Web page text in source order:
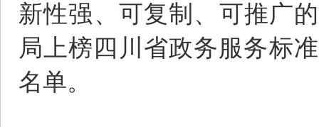
新性强、可复制、可推广
局上榜四川省政务服务标
名单。